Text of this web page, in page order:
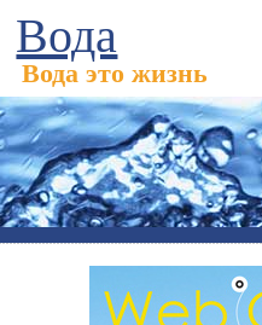
Вода
Вода это жизнь